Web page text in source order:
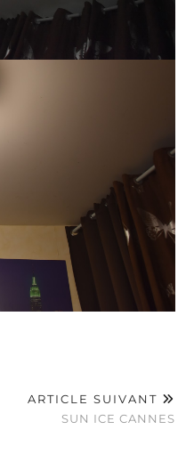
ARTICLE SUIVANT
SUN ICE CANNES